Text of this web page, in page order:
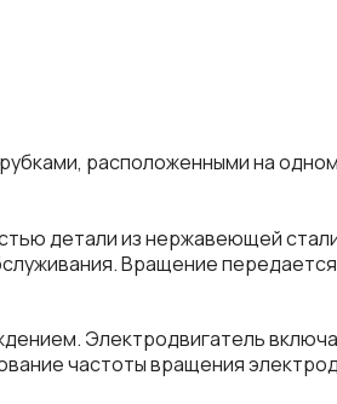
расположенными на
детали из нержавеющей
Вращение
Электродвигатель
частоты вращения